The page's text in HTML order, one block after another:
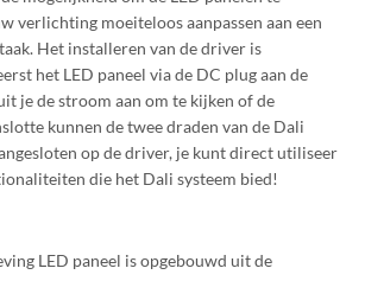
verlichting moeiteloos aanpassen aan een
Het installeren van de driver is
het LED paneel via de DC plug aan de
je de stroom aan om te kijken of de
kunnen de twee draden van de Dali
op de driver, je kunt direct utiliseer
die het Dali systeem bied!
LED paneel is opgebouwd uit de